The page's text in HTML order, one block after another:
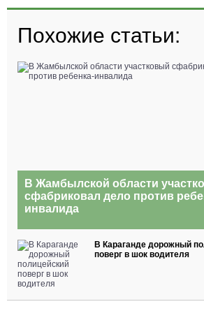
Похожие статьи:
В Жамбылской области
сфабриковал дело против
инвалида
В Караганде дорожный
поверг в шок водителя